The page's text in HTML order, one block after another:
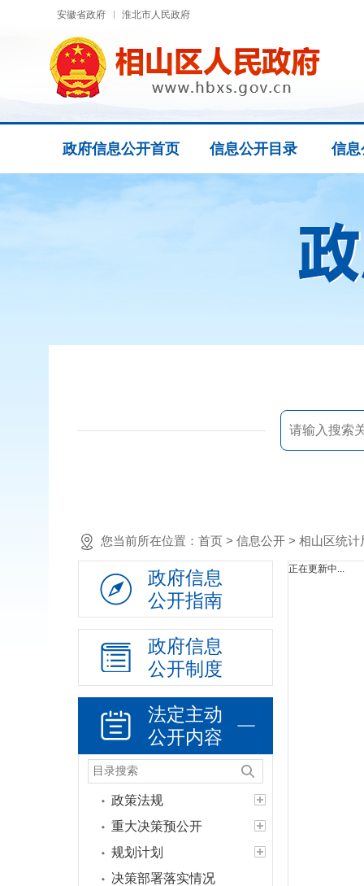
安徽省政府 淮北市人民政府
政府信息公开首页 信息公开目录 信息
您当前所在位置： 首页 > 信息公开 > 相山区统
政府信息
公开指南
政府信息
公开制度
法定主动
公开内容
政策法规
重大决策预公开
规划计划
决策部署落实情况
正在更新中...